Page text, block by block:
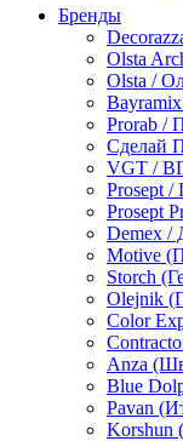
по
Герметик
Бренды
Olsta
Olsta /
Prorab /
Сделай
VGT /
Prosept /
Prosept
Demex /
Motive
Storch
Olejnik
Color
Anza
Blue
Pavan
Korshun